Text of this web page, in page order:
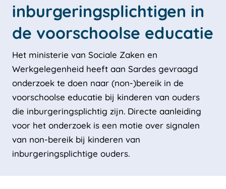
inburgeringsplichtigen in
de voorschoolse educatie
Het ministerie van Sociale Zaken en
Werkgelegenheid heeft aan Sardes gevraagd
onderzoek te doen naar (non-)bereik in de
voorschoolse educatie bij kinderen van ouders
die inburgeringsplichtig zijn. Directe aanleiding
voor het onderzoek is een motie over signalen
van non-bereik bij kinderen van
inburgeringsplichtige ouders.